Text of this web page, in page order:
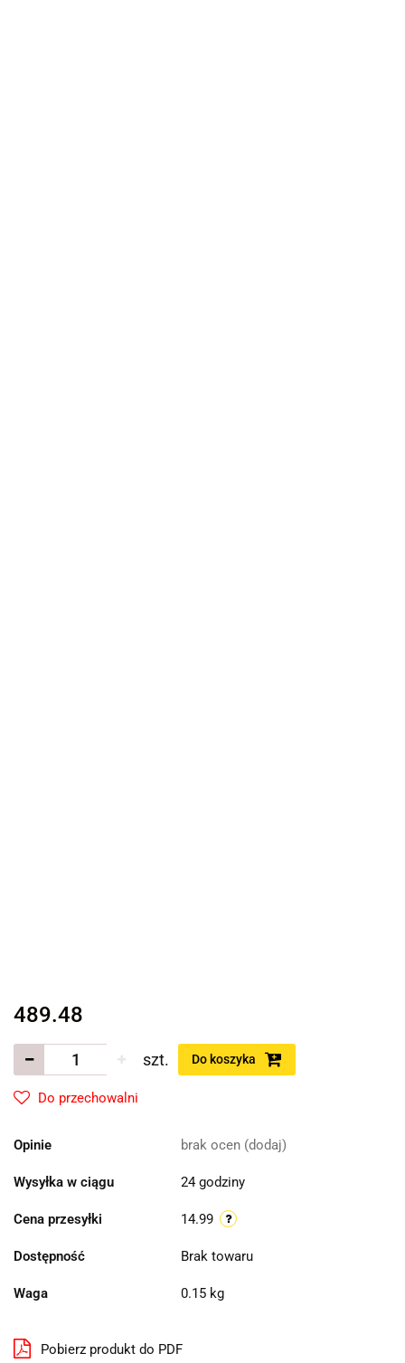
489.48
szt. Do koszyka
Do przechowalni
Opinie brak ocen (dodaj)
Wysyłka w ciągu 24 godziny
Cena przesyłki 14.99
Dostępność Brak towaru
Waga 0.15 kg
Pobierz produkt do PDF